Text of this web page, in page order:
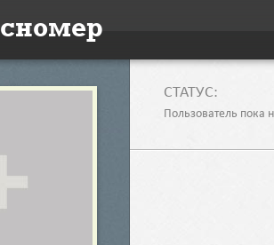
CТАТУС:
Пользователь пока